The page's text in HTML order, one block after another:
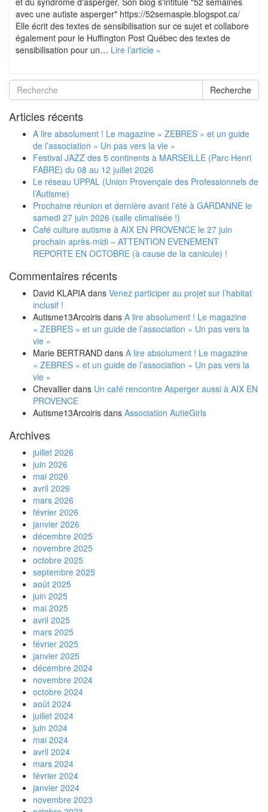
avec une autiste asperger" https://52semaspie.blogspot.ca/
Elle écrit des textes de sensibilisation sur ce sujet et collabore
également pour le Huffington Post Québec des textes de
sensibilisation pour un… Lire l’article »
Recherche
Articles récents
A lire absolument ! Le magazine « ZEBRES » et un guide
de l’association « Un pas vers la vie »
Festival JAZZ des 5 continents à MARSEILLE (Parc Henri
FABRE) du 08 au 12 juillet 2026
Le réseau UPPAL (Union Provençale des Professionnels de
l’Autisme)
Prochaine réunion et dernière avant l’été à GARDANNE le
samedi 27 juin 2026 (salle climatisée !)
Café culture autisme à AIX EN PROVENCE le 27 juin
prochain après-midi – ATTENTION EVENEMENT
REPORTE EN OCTOBRE (à cause de la canicule) !
Commentaires récents
David KLAPIA dans Venez participer au projet sur l’habitat
inclusif !
Autisme13Arcoiris dans A lire absolument ! Le magazine
« ZEBRES » et un guide de l’association « Un pas vers la
vie »
Marie BERTRAND dans A lire absolument ! Le magazine
« ZEBRES » et un guide de l’association « Un pas vers la
vie »
Chevallier dans Un café rencontre Asperger aussi à AIX EN
PROVENCE
Autisme13Arcoiris dans Association AutieGirls
Archives
juillet 2026
juin 2026
mai 2026
avril 2026
mars 2026
février 2026
janvier 2026
décembre 2025
novembre 2025
octobre 2025
septembre 2025
août 2025
juin 2025
mai 2025
avril 2025
mars 2025
février 2025
janvier 2025
décembre 2024
novembre 2024
octobre 2024
août 2024
juillet 2024
juin 2024
mai 2024
avril 2024
mars 2024
février 2024
janvier 2024
novembre 2023